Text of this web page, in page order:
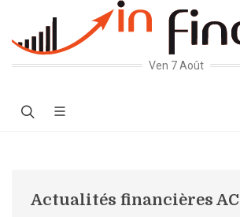
Ven 7 Août
Actualités financières